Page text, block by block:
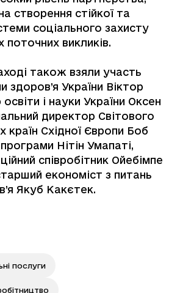
створення стійкої та
соціального захисту
поточних викликів.
також взяли участь
здоров’я України Віктор
і науки України Оксен
директор Світового
країн Східної Європи Боб
Нітін Умапаті,
співробітник Ойебімпе
економіст з питань
Якуб Какєтек.
послуги